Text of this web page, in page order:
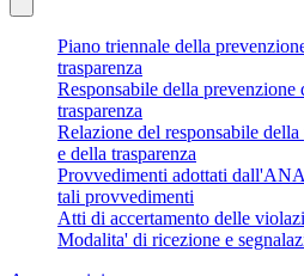
Piano triennale della
trasparenza
Responsabile della prevenzione
trasparenza
Relazione del responsabile
e della trasparenza
Provvedimenti adottati
tali provvedimenti
Atti di accertamento delle
Modalita' di ricezione e